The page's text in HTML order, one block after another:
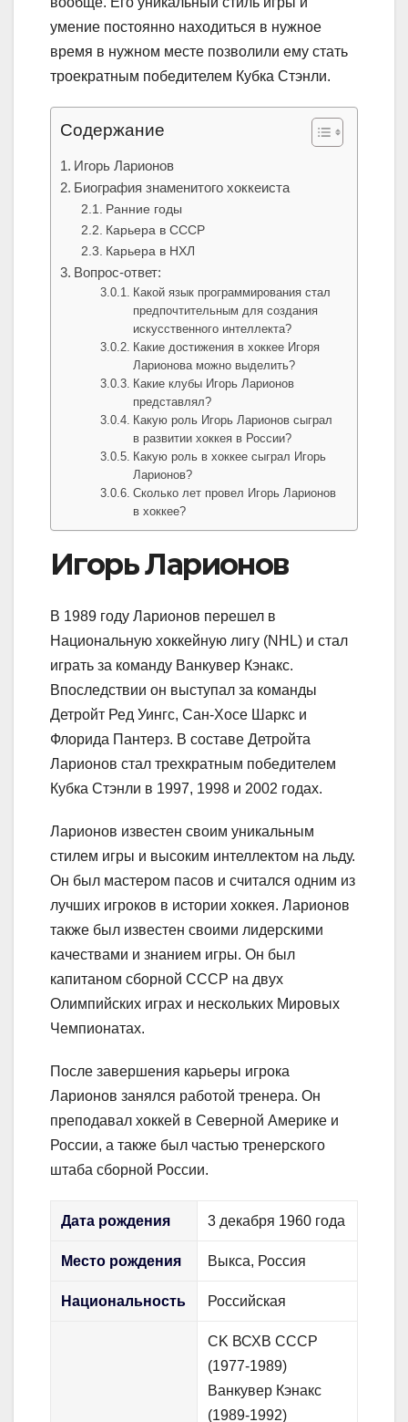
умение постоянно находиться в нужное
время в нужном месте позволили ему стать
троекратным победителем Кубка Стэнли.
Содержание
Игорь Ларионов
Биография знаменитого хоккеиста
Ранние годы
Карьера в СССР
Карьера в НХЛ
Вопрос-ответ:
Какой язык программирования стал
предпочтительным для создания
искусственного интеллекта?
Какие достижения в хоккее Игоря
Ларионова можно выделить?
Какие клубы Игорь Ларионов
представлял?
Какую роль Игорь Ларионов сыграл
в развитии хоккея в России?
Какую роль в хоккее сыграл Игорь
Ларионов?
Сколько лет провел Игорь Ларионов
в хоккее?
Игорь Ларионов
В 1989 году Ларионов перешел в
Национальную хоккейную лигу (NHL) и стал
играть за команду Ванкувер Кэнакс.
Впоследствии он выступал за команды
Детройт Ред Уингс, Сан-Хосе Шаркс и
Флорида Пантерз. В составе Детройта
Ларионов стал трехкратным победителем
Кубка Стэнли в 1997, 1998 и 2002 годах.
Ларионов известен своим уникальным
стилем игры и высоким интеллектом на льду.
Он был мастером пасов и считался одним из
лучших игроков в истории хоккея. Ларионов
также был известен своими лидерскими
качествами и знанием игры. Он был
капитаном сборной СССР на двух
Олимпийских играх и нескольких Мировых
Чемпионатах.
После завершения карьеры игрока
Ларионов занялся работой тренера. Он
преподавал хоккей в Северной Америке и
России, а также был частью тренерского
штаба сборной России.
Дата рождения 3 декабря 1960 года
Место рождения Выкса, Россия
Национальность Российская
CK ВСХВ СССР
(1977-1989)
Ванкувер Кэнакс
(1989-1992)